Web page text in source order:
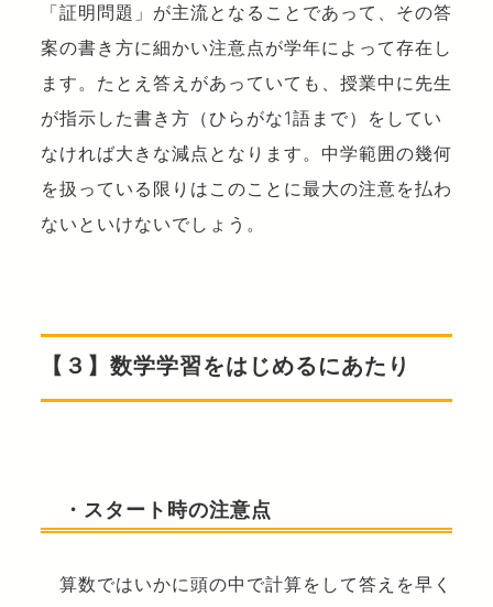
「証明問題」が主流となることであって、その答
案の書き方に細かい注意点が学年によって存在し
ます。たとえ答えがあっていても、授業中に先生
が指示した書き方（ひらがな1語まで）をしてい
なければ大きな減点となります。中学範囲の幾何
を扱っている限りはこのことに最大の注意を払わ
ないといけないでしょう。
【３】数学学習をはじめるにあたり
・スタート時の注意点
算数ではいかに頭の中で計算をして答えを早く